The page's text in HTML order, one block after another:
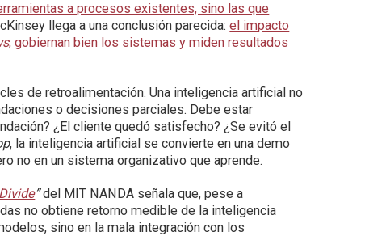
a procesos existentes, sino las que
llega a una conclusión parecida:el impacto
, gobiernan bien los sistemas y miden resultados
de retroalimentación. Una inteligencia artificial no
o decisiones parciales. Debe estar
¿El cliente quedó satisfecho? ¿Se evitó el
, la inteligencia artificial se convierte en una demo
no en un sistema organizativo que aprende.
”del MIT NANDA señala que, pese a
no obtiene retorno medible de la inteligencia
sino en la mala integración con los